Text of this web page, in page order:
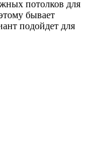
потолков для
бывает
подойдет для